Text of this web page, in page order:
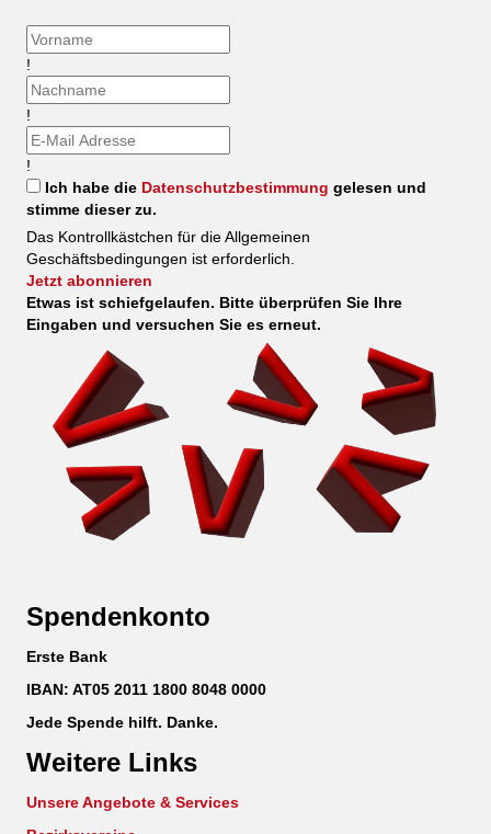
!
!
!
Ich habe die Datenschutzbestimmung gelesen und
stimme dieser zu.
Das Kontrollkästchen für die Allgemeinen
Geschäftsbedingungen ist erforderlich.
Jetzt abonnieren
Etwas ist schiefgelaufen. Bitte überprüfen Sie Ihre
Eingaben und versuchen Sie es erneut.
Spendenkonto
Erste Bank
IBAN: AT05 2011 1800 8048 0000
Jede Spende hilft. Danke.
Weitere Links
Unsere Angebote & Services